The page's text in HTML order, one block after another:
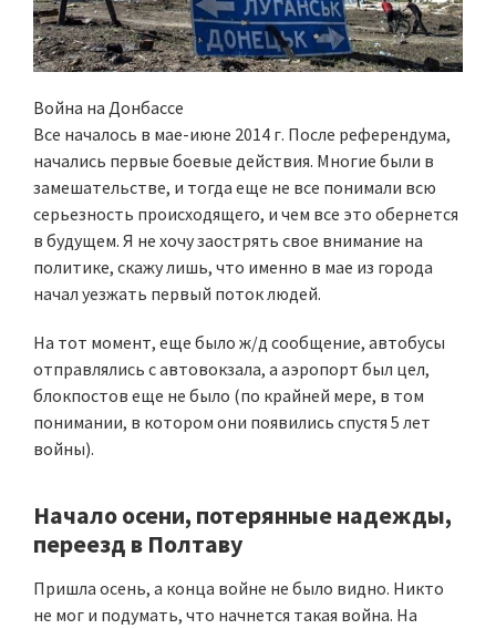
Война на Донбассе
Все началось в мае-июне 2014 г. После референдума,
начались первые боевые действия. Многие были в
замешательстве, и тогда еще не все понимали всю
серьезность происходящего, и чем все это обернется
в будущем. Я не хочу заострять свое внимание на
политике, скажу лишь, что именно в мае из города
начал уезжать первый поток людей.
На тот момент, еще было ж/д сообщение, автобусы
отправлялись с автовокзала, а аэропорт был цел,
блокпостов еще не было (по крайней мере, в том
понимании, в котором они появились спустя 5 лет
войны).
Начало осени, потерянные надежды,
переезд в Полтаву
Пришла осень, а конца войне не было видно. Никто
не мог и подумать, что начнется такая война. На